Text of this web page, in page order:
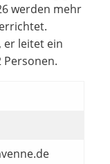
werden mehr
er leitet ein